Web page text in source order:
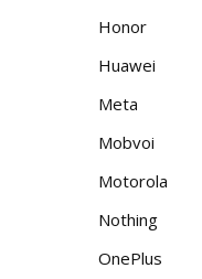
Honor
Huawei
Meta
Mobvoi
Motorola
Nothing
OnePlus